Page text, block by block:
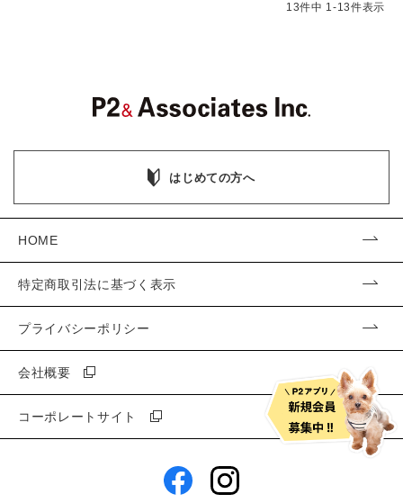
13件中 1-13件表示
はじめての方へ
HOME
特定商取引法に基づく表示
プライバシーポリシー
会社概要
コーポレートサイト